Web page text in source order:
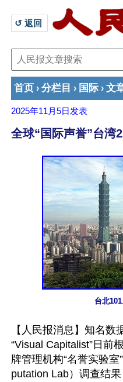
↺ 返回
首页 › 分栏目 › 国际 › 文
2025年11月5日 发表
全球“国际声誉”台湾
台北101
【人民报消息】知名数
“Visual Capitalist”日前
牌管理机构“名誉实验室
putation Lab）调查结果